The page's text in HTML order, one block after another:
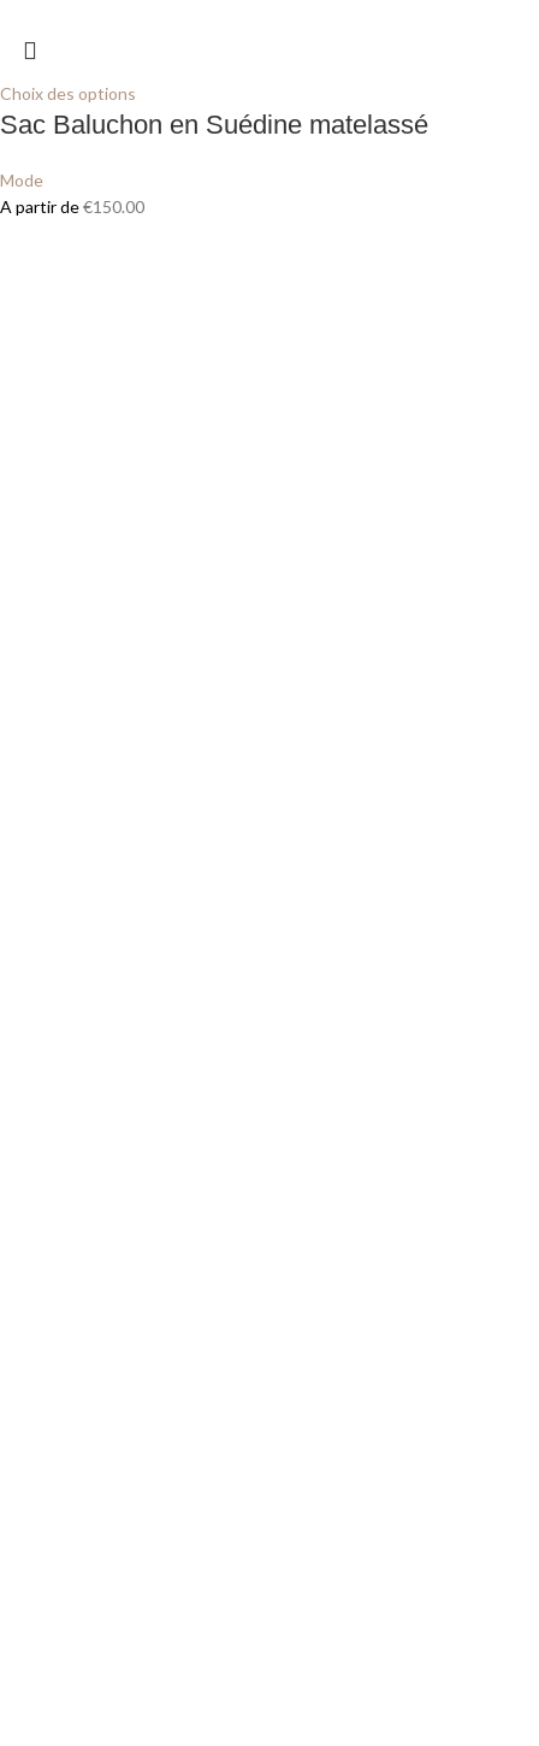
Choix des options
Sac Baluchon en Suédine matelassé
Mode
A partir de€150.00